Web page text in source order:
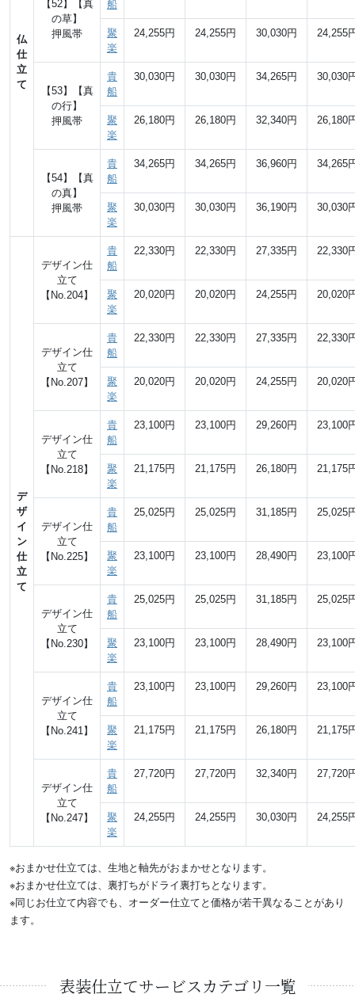
仏
仕
立
て
【52】【真
の草】
押風帯
船
聚
楽
24,255円 24,255円 30,030円 24,255
【53】【真
の行】
押風帯
貴
船
30,030円 30,030円 34,265円 30,030
聚
楽
26,180円 26,180円 32,340円 26,180
【54】【真
の真】
押風帯
貴
船
34,265円 34,265円 36,960円 34,265
聚
楽
30,030円 30,030円 36,190円 30,030
デ
ザ
イ
ン
仕
立
て
デザイン仕
立て
【No.204】
貴
船
22,330円 22,330円 27,335円 22,330
聚
楽
20,020円 20,020円 24,255円 20,020
デザイン仕
立て
【No.207】
貴
船
22,330円 22,330円 27,335円 22,330
聚
楽
20,020円 20,020円 24,255円 20,020
デザイン仕
立て
【No.218】
貴
船
23,100円 23,100円 29,260円 23,100
聚
楽
21,175円 21,175円 26,180円 21,175
デザイン仕
立て
【No.225】
貴
船
25,025円 25,025円 31,185円 25,025
聚
楽
23,100円 23,100円 28,490円 23,100
デザイン仕
立て
【No.230】
貴
船
25,025円 25,025円 31,185円 25,025
聚
楽
23,100円 23,100円 28,490円 23,100
デザイン仕
立て
【No.241】
貴
船
23,100円 23,100円 29,260円 23,100
聚
楽
21,175円 21,175円 26,180円 21,175
デザイン仕
立て
【No.247】
貴
船
27,720円 27,720円 32,340円 27,720
聚
楽
24,255円 24,255円 30,030円 24,255
※おまかせ仕立ては、生地と軸先がおまかせとなります。
※おまかせ仕立ては、裏打ちがドライ裏打ちとなります。
※同じお仕立て内容でも、オーダー仕立てと価格が若干異なることがあり
ます。
表装仕立てサービスカテゴリ一覧